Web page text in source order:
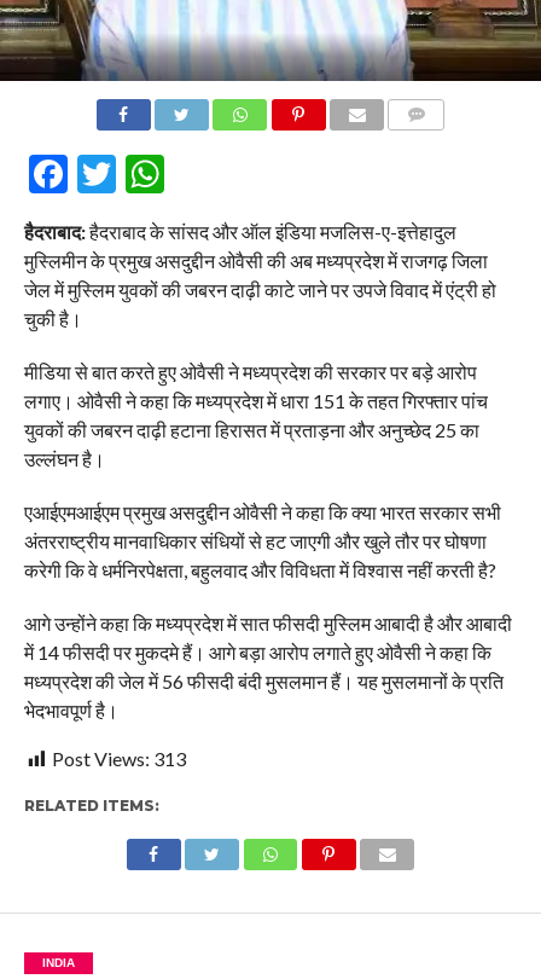
Facebook
Twitter
WhatsApp
हैदराबाद:हैदराबाद के सांसद और ऑल इंडिया मजलिस-ए-इत्तेहादुल
मुस्लिमीन के प्रमुख असदुद्दीन ओवैसी की अब मध्यप्रदेश में राजगढ़ जिला
जेल में मुस्लिम युवकों की जबरन दाढ़ी काटे जाने पर उपजे विवाद में एंट्री हो
चुकी है।
मीडिया से बात करते हुए ओवैसी ने मध्यप्रदेश की सरकार पर बड़े आरोप
लगाए। ओवैसी ने कहा कि मध्यप्रदेश में धारा 151 के तहत गिरफ्तार पांच
युवकों की जबरन दाढ़ी हटाना हिरासत में प्रताड़ना और अनुच्छेद 25 का
उल्लंघन है।
एआईएमआईएम प्रमुख असदुद्दीन ओवैसी ने कहा कि क्या भारत सरकार सभी
अंतरराष्ट्रीय मानवाधिकार संधियों से हट जाएगी और खुले तौर पर घोषणा
करेगी कि वे धर्मनिरपेक्षता, बहुलवाद और विविधता में विश्वास नहीं करती है?
आगे उन्होंने कहा कि मध्यप्रदेश में सात फीसदी मुस्लिम आबादी है और आबादी
में 14 फीसदी पर मुकदमे हैं। आगे बड़ा आरोप लगाते हुए ओवैसी ने कहा कि
मध्यप्रदेश की जेल में 56 फीसदी बंदी मुसलमान हैं। यह मुसलमानों के प्रति
भेदभावपूर्ण है।
Post Views: 313
RELATED ITEMS:
INDIA